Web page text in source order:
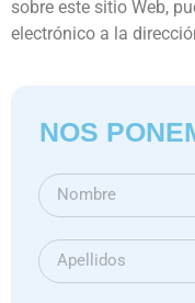
sobre este sitio Web,
electrónico a la
NOS